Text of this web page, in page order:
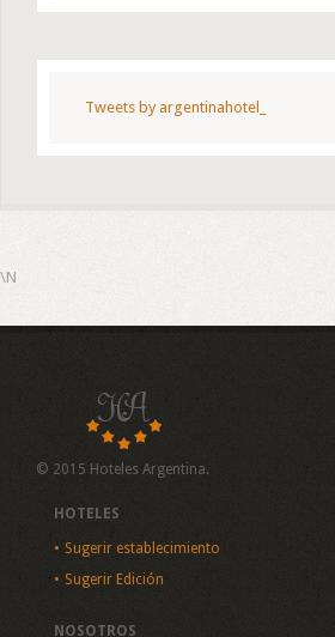
Tweets by argentinahotel_
\N
© 2015 Hoteles Argentina.
HOTELES
Sugerir establecimiento
Sugerir Edición
NOSOTROS